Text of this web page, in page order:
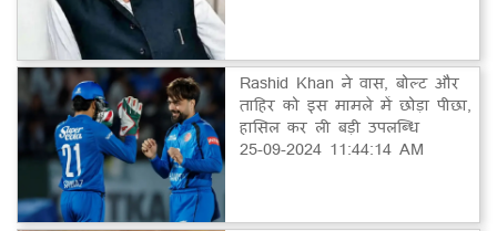
Rashid Khan ने वास, बोल्ट और
ताहिर को इस मामले में छोड़ा पीछा,
हासिल कर ली बड़ी उपलब्धि
25-09-2024 11:44:14 AM